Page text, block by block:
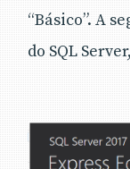
“Básico”. A
do SQL